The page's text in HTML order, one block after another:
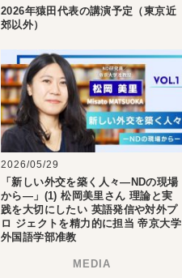
2026年猿田代表の講演予定（東京近
郊以外）
2026/05/29
「新しい外交を築く人々―NDの現場
から―」(1) 松岡美里さん 理論と実
践を大切にしたい 英語発信や対外プ
ロ ジェクトを精力的に担当 帝京大学
外国語学部准教